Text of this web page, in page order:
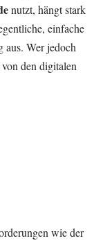
nutzt, hängt stark
einfache
aus. Wer jedoch
den digitalen
wie der